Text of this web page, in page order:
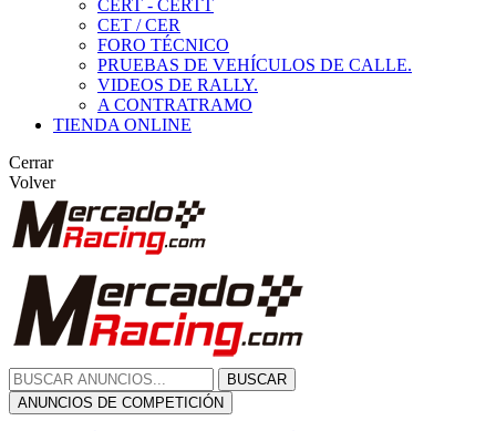
CERT - CERTT
CET / CER
FORO TÉCNICO
PRUEBAS DE VEHÍCULOS DE CALLE.
VIDEOS DE RALLY.
A CONTRATRAMO
TIENDA ONLINE
Cerrar
Volver
BUSCAR
ANUNCIOS DE COMPETICIÓN